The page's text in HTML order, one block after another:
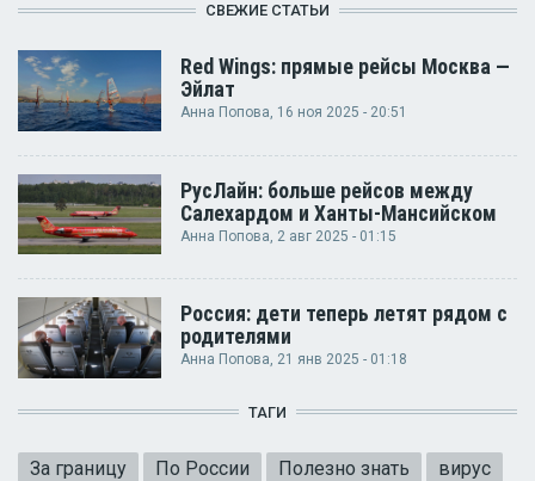
СВЕЖИЕ СТАТЬИ
Red Wings: прямые рейсы Москва —
Эйлат
Анна Попова, 16 ноя 2025 - 20:51
РусЛайн: больше рейсов между
Салехардом и Ханты-Мансийском
Анна Попова , 2 авг 2025 - 01:15
Россия: дети теперь летят рядом с
родителями
Анна Попова, 21 янв 2025 - 01:18
ТАГИ
За границу По России Полезно знать
вирус